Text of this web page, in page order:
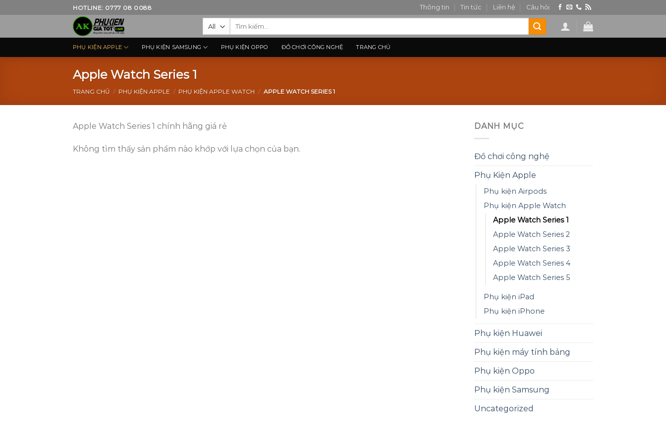
to
HOTLINE: 0777 08 0088 Thông tin Tin tức Liên hệ Câu hỏi
Tìm
PHỤ KIỆN APPLE PHỤ KIỆN SAMSUNG PHỤ KIỆN OPPO ĐỒ CHƠI CÔNG NGHỆ TRANG CHỦ
Apple Watch Series 1
TRANG CHỦ / PHỤ KIỆN APPLE / PHỤ KIỆN APPLE WATCH / APPLE WATCH SERIES 1
Apple Watch Series 1 chính hãng giá rẻ
Không tìm thấy sản phẩm nào khớp với lựa chọn của bạn.
DANH MỤC
Đồ chơi công nghệ
Phụ Kiện Apple
Phụ kiện Airpods
Phụ kiện Apple Watch
Apple Watch Series 1
Apple Watch Series 2
Apple Watch Series 3
Apple Watch Series 4
Apple Watch Series 5
Phụ kiện iPad
Phụ kiện iPhone
Phụ kiện Huawei
Phụ kiện máy tính bảng
Phụ kiện Oppo
Phụ kiện Samsung
Uncategorized